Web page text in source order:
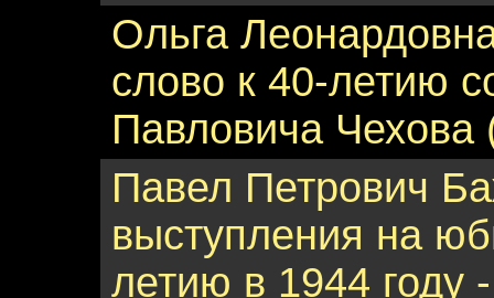
Ольга
слово к 40-летию
Павловича Чехова
Павел Петрович
выступления на
летию в 1944 году